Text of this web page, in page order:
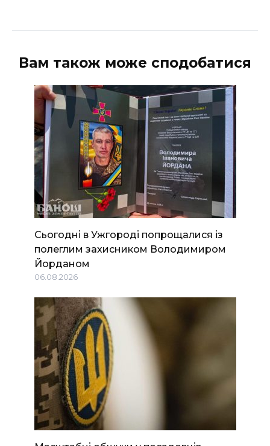
Вам також може сподобатися
Сьогодні в Ужгороді попрощалися із
полеглим захисником Володимиром
Йорданом
06.08.2026